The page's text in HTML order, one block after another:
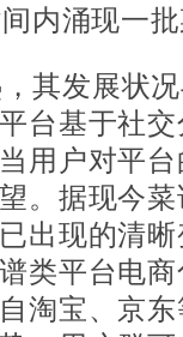
内涌现一
其发展状
台基于社
用户对平
。据现今
出现的清
类平台电
淘宝、京